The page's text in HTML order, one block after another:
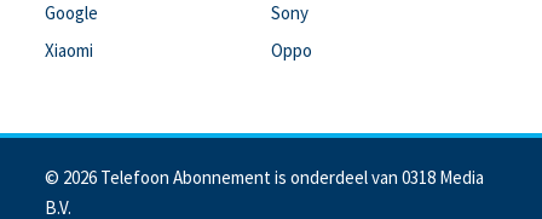
Google
Xiaomi
Sony
Oppo
© 2026 Telefoon Abonnement is onderdeel van 0318 Media
B.V.